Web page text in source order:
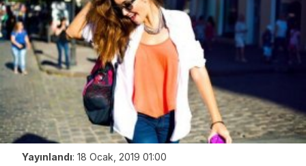
Yayınlandı: 18 Ocak, 2019 01:00